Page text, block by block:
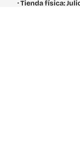
· Tienda física: